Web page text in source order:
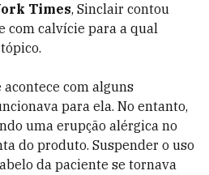
Times, Sinclair contou
com calvície para a qual
com alguns
para ela. No entanto,
uma erupção alérgica no
do produto. Suspender o uso
da paciente se tornava